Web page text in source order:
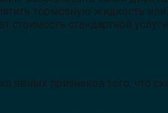
тормозную жидкость или
стандартной услуги.
явных признаков того, что